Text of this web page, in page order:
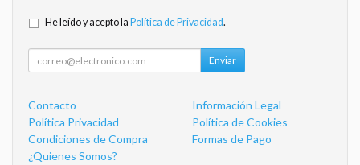
He leído y acepto la Política de Privacidad.
Enviar
Contacto
Información Legal
Política Privacidad
Política de Cookies
Condiciones de Compra
Formas de Pago
¿Quienes Somos?